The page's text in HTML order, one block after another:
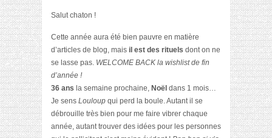
Salut chaton !
Cette année aura été bien pauvre en matière
d’articles de blog, mais il est des rituels dont on ne
se lasse pas. WELCOME BACK la wishlist de fin
d’année !
36 ans la semaine prochaine, Noël dans 1 mois…
Je sens Louloup qui perd la boule. Autant il se
débrouille très bien pour me faire vibrer chaque
année, autant trouver des idées pour les personnes